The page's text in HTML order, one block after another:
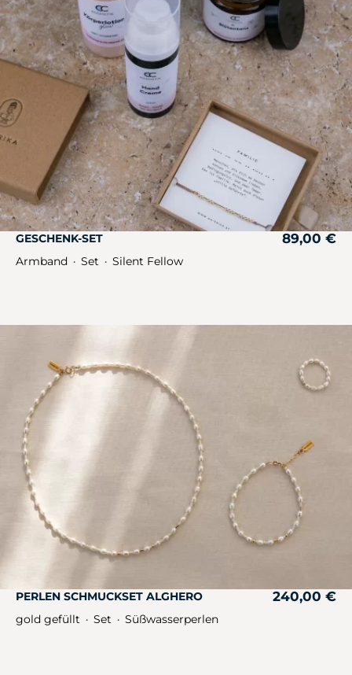
GESCHENK-SET 89,00 €
Armband ・ Set ・ Silent Fellow
PERLEN SCHMUCKSET ALGHERO 240,00 €
gold gefüllt ・ Set ・ Süßwasserperlen